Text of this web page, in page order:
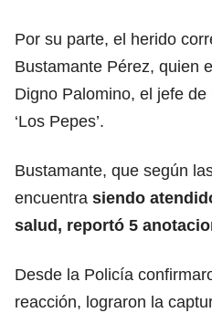
Por su parte, el herido
Bustamante Pérez, quien
Digno Palomino, el jefe
‘Los Pepes’.
Bustamante, que según
encuentra siendo
salud, reportó 5
Desde la Policía
reacción, lograron la